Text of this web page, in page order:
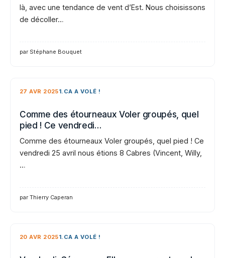
là, avec une tendance de vent d’Est. Nous choisissons
de décoller…
par Stéphane Bouquet
27 AVR 20251.CA A VOLÉ !
Comme des étourneaux Voler groupés, quel
pied ! Ce vendredi…
Comme des étourneaux Voler groupés, quel pied ! Ce
vendredi 25 avril nous étions 8 Cabres (Vincent, Willy,
…
par Thierry Caperan
20 AVR 20251.CA A VOLÉ !